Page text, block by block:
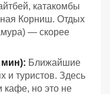
катакомбы
Корниш. Отдых
— скорее
мин): Ближайшие
и туристов. Здесь
кафе, но это не